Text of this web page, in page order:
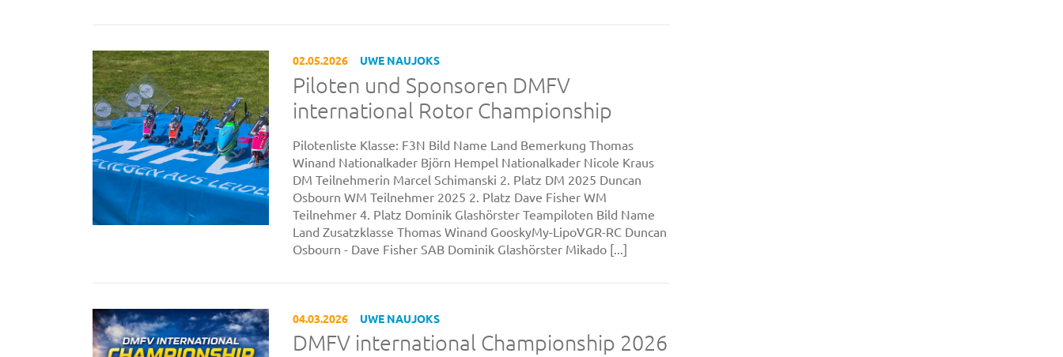
02.05.2026 UWE NAUJOKS
Piloten und Sponsoren DMFV
international Rotor Championship
Pilotenliste Klasse: F3N Bild Name Land Bemerkung Thomas
Winand Nationalkader Björn Hempel Nationalkader Nicole Kraus
DM Teilnehmerin Marcel Schimanski 2. Platz DM 2025 Duncan
Osbourn WM Teilnehmer 2025 2. Platz Dave Fisher WM
Teilnehmer 4. Platz Dominik Glashörster Teampiloten Bild Name
Land Zusatzklasse Thomas Winand GooskyMy-LipoVGR-RC Duncan
Osbourn - Dave Fisher SAB Dominik Glashörster Mikado [...]
04.03.2026 UWE NAUJOKS
DMFV international Championship 2026